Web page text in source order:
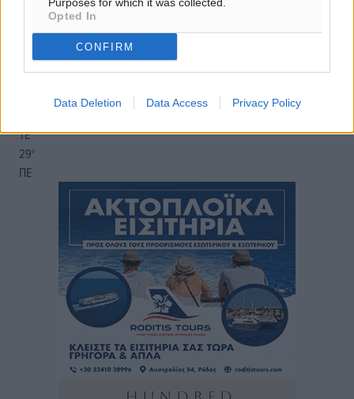
Opted In
CONFIRM
Data Deletion Data Access Privacy Policy
πρόγνωση:
°
30°
ΤΕ
29°
ΠΕ